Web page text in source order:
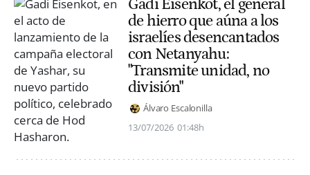
Gadi Eisenkot, el general
de hierro que aúna a los
israelíes desencantados
con Netanyahu:
"Transmite unidad, no
división"
Álvaro Escalonilla
13/07/2026 01:48h